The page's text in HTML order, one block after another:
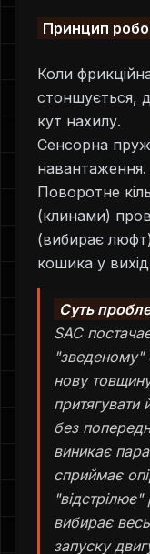
Принцип
Коли
стоншується,
кут нахилу.
Сенсорна
навантаження.
Поворотне
(клинами)
(вибирає
кошика у
Суть
SAC
"зведеному"
нову
без
виникає
сприймає
"відстрілює"
вибирає
запуску